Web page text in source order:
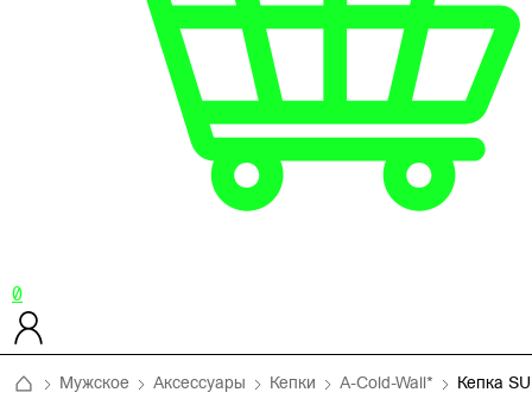
0
Мужское Аксессуары Кепки A-Cold-Wall* Кепка